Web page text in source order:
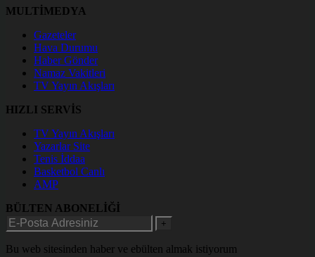
MULTİMEDYA
Gazeteler
Hava Durumu
Haber Gönder
Namaz Vakitleri
TV Yayın Akışları
HIZLI SERVİS
TV Yayın Akışları
Yazarlar Site
Tenis İddaa
Basketbol Canlı
AMP
BÜLTEN ABONELİĞİ
+
Bu web sitesinden haber ve ebülten almak istiyorum